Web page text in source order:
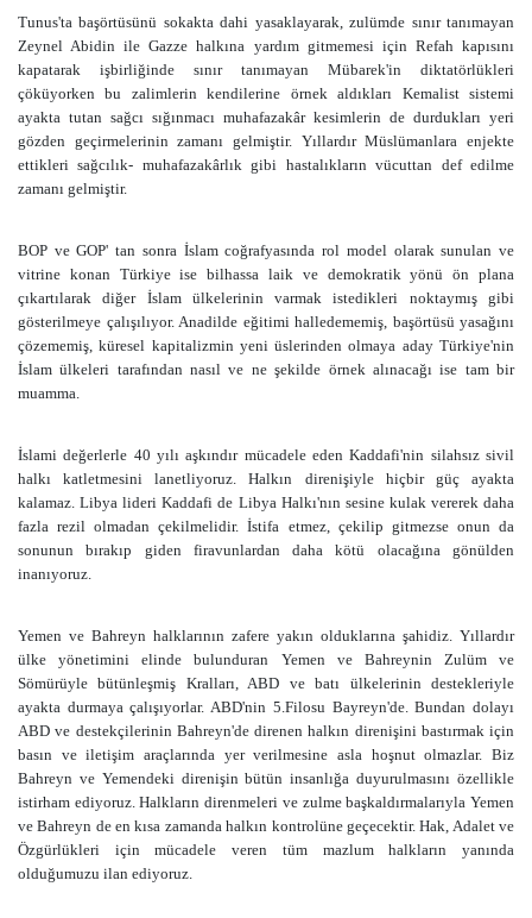
Tunus'ta başörtüsünü sokakta dahi yasaklayarak, zulümde sınır tanımayan
Zeynel Abidin ile Gazze halkına yardım gitmemesi için Refah kapısını
kapatarak işbirliğinde sınır tanımayan Mübarek'in diktatörlükleri
çöküyorken bu zalimlerin kendilerine örnek aldıkları Kemalist sistemi
ayakta tutan sağcı sığınmacı muhafazakâr kesimlerin de durdukları yeri
gözden geçirmelerinin zamanı gelmiştir. Yıllardır Müslümanlara enjekte
ettikleri sağcılık- muhafazakârlık gibi hastalıkların vücuttan def edilme
zamanı gelmiştir.
BOP ve GOP' tan sonra İslam coğrafyasında rol model olarak sunulan ve
vitrine konan Türkiye ise bilhassa laik ve demokratik yönü ön plana
çıkartılarak diğer İslam ülkelerinin varmak istedikleri noktaymış gibi
gösterilmeye çalışılıyor. Anadilde eğitimi halledememiş, başörtüsü yasağını
çözememiş, küresel kapitalizmin yeni üslerinden olmaya aday Türkiye'nin
İslam ülkeleri tarafından nasıl ve ne şekilde örnek alınacağı ise tam bir
muamma.
İslami değerlerle 40 yılı aşkındır mücadele eden Kaddafi'nin silahsız sivil
halkı katletmesini lanetliyoruz. Halkın direnişiyle hiçbir güç ayakta
kalamaz. Libya lideri Kaddafi de Libya Halkı'nın sesine kulak vererek daha
fazla rezil olmadan çekilmelidir. İstifa etmez, çekilip gitmezse onun da
sonunun bırakıp giden firavunlardan daha kötü olacağına gönülden
inanıyoruz.
Yemen ve Bahreyn halklarının zafere yakın olduklarına şahidiz. Yıllardır
ülke yönetimini elinde bulunduran Yemen ve Bahreynin Zulüm ve
Sömürüyle bütünleşmiş Kralları, ABD ve batı ülkelerinin destekleriyle
ayakta durmaya çalışıyorlar. ABD'nin 5.Filosu Bayreyn'de. Bundan dolayı
ABD ve destekçilerinin Bahreyn'de direnen halkın direnişini bastırmak için
basın ve iletişim araçlarında yer verilmesine asla hoşnut olmazlar. Biz
Bahreyn ve Yemendeki direnişin bütün insanlığa duyurulmasını özellikle
istirham ediyoruz. Halkların direnmeleri ve zulme başkaldırmalarıyla Yemen
ve Bahreyn de en kısa zamanda halkın kontrolüne geçecektir. Hak, Adalet ve
Özgürlükleri için mücadele veren tüm mazlum halkların yanında
olduğumuzu ilan ediyoruz.